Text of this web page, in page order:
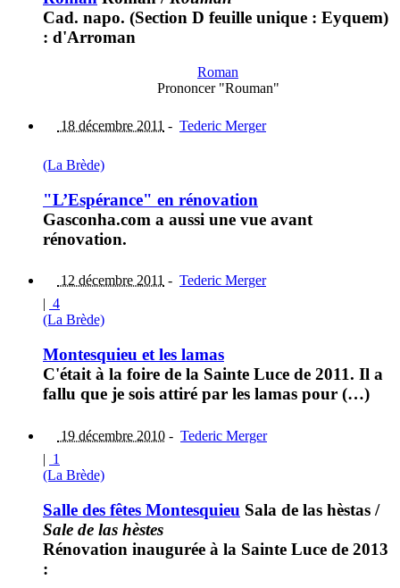
Cad. napo. (Section D feuille unique : Eyquem)
: d'Arroman
Roman
Prononcer "Rouman"
18 décembre 2011 - Tederic Merger
(La Brède)
"L’Espérance" en rénovation
Gasconha.com a aussi une vue avant
rénovation.
12 décembre 2011 - Tederic Merger
| 4
(La Brède)
Montesquieu et les lamas
C'était à la foire de la Sainte Luce de 2011. Il a
fallu que je sois attiré par les lamas pour (…)
19 décembre 2010 - Tederic Merger
| 1
(La Brède)
Salle des fêtes Montesquieu Sala de las hèstas /
Sale de las hèstes
Rénovation inaugurée à la Sainte Luce de 2013
: